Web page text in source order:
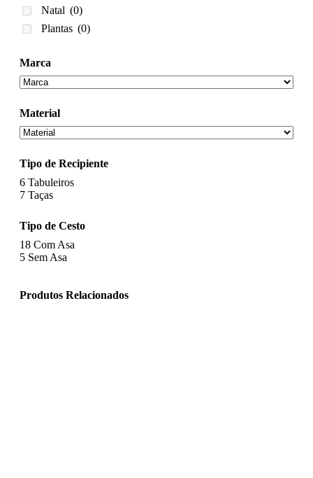
Natal (0)
Plantas (0)
Marca
Material
Tipo de Recipiente
6 Tabuleiros
7 Taças
Tipo de Cesto
18 Com Asa
5 Sem Asa
Produtos Relacionados